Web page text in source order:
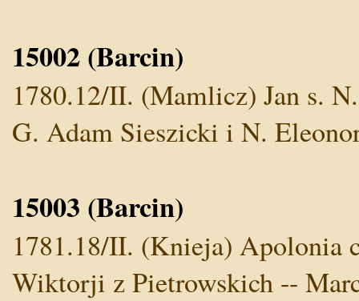
15002 (Barcin)
1780.12/II. (Mamlicz) Jan s.
G. Adam Sieszicki i N.
15003 (Barcin)
1781.18/II. (Knieja) Apolonia
Wiktorji z Pietrowskich --